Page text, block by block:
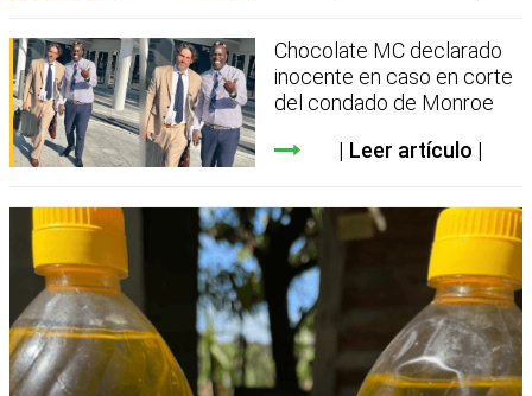
Chocolate MC declarado
inocente en caso en corte
del condado de Monroe
Leer artículo